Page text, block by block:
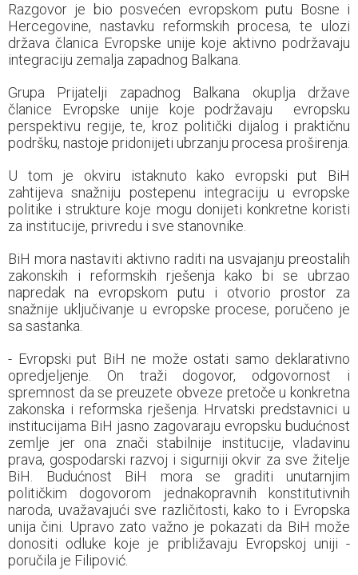
Razgovor je bio posvećen evropskom putu Bosne i
Hercegovine, nastavku reformskih procesa, te ulozi
država članica Evropske unije koje aktivno podržavaju
integraciju zemalja zapadnog Balkana.
Grupa Prijatelji zapadnog Balkana okuplja države
članice Evropske unije koje podržavaju evropsku
perspektivu regije, te, kroz politički dijalog i praktičnu
podršku, nastoje pridonijeti ubrzanju procesa proširenja.
U tom je okviru istaknuto kako evropski put BiH
zahtijeva snažniju postepenu integraciju u evropske
politike i strukture koje mogu donijeti konkretne koristi
za institucije, privredu i sve stanovnike.
BiH mora nastaviti aktivno raditi na usvajanju preostalih
zakonskih i reformskih rješenja kako bi se ubrzao
napredak na evropskom putu i otvorio prostor za
snažnije uključivanje u evropske procese, poručeno je
sa sastanka.
- Evropski put BiH ne može ostati samo deklarativno
opredjeljenje. On traži dogovor, odgovornost i
spremnost da se preuzete obveze pretoče u konkretna
zakonska i reformska rješenja. Hrvatski predstavnici u
institucijama BiH jasno zagovaraju evropsku budućnost
zemlje jer ona znači stabilnije institucije, vladavinu
prava, gospodarski razvoj i sigurniji okvir za sve žitelje
BiH. Budućnost BiH mora se graditi unutarnjim
političkim dogovorom jednakopravnih konstitutivnih
naroda, uvažavajući sve različitosti, kako to i Evropska
unija čini. Upravo zato važno je pokazati da BiH može
donositi odluke koje je približavaju Evropskoj uniji -
poručila je Filipović.